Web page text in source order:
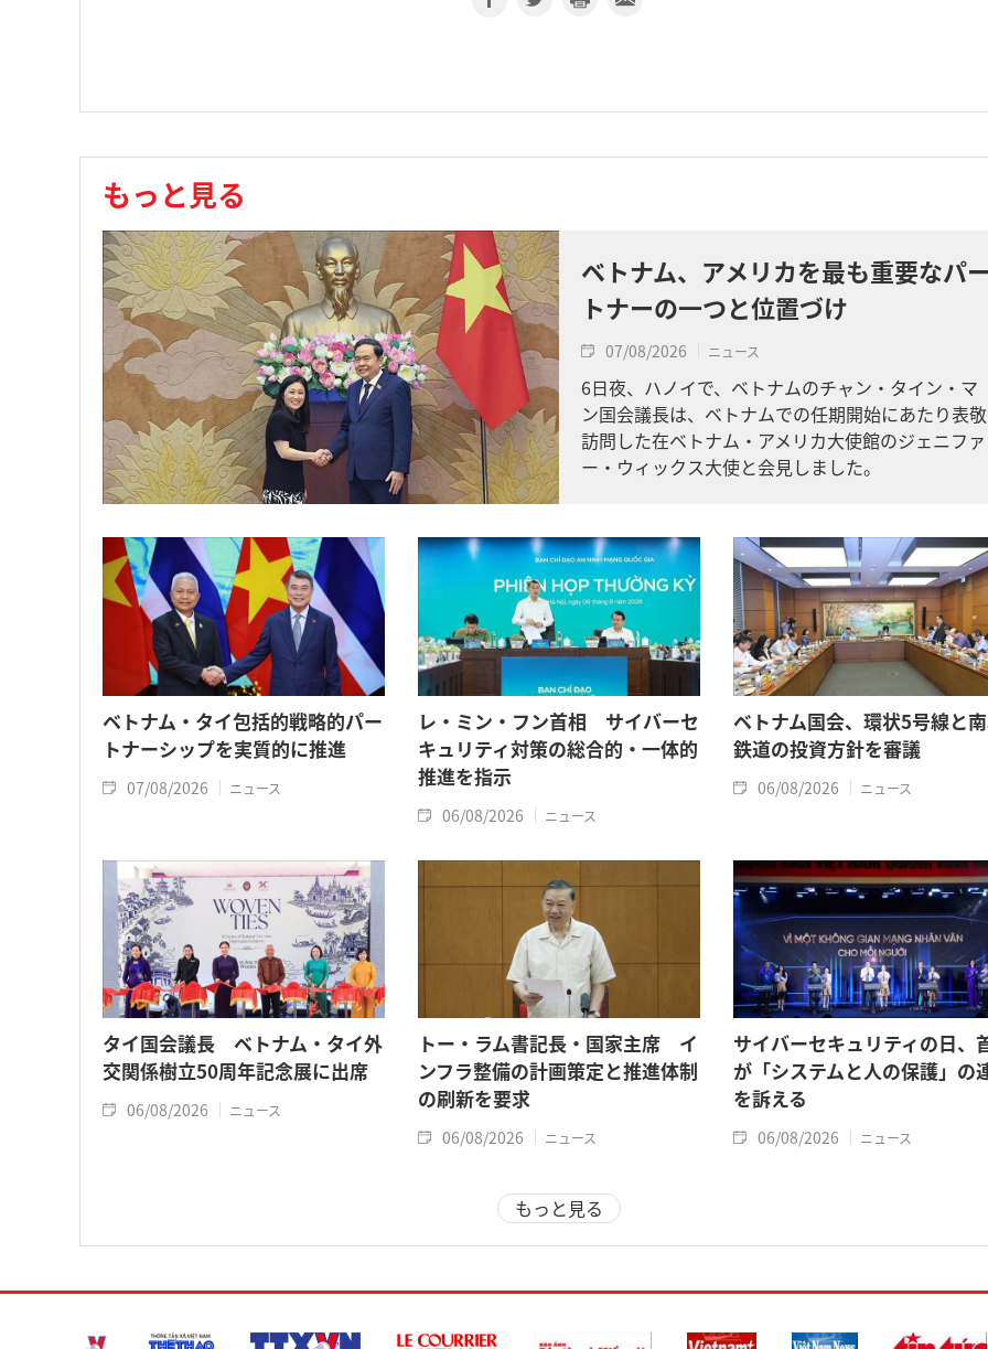
もっと見る
ベトナム、アメリカを最も重要なパ
トナーの一つと位置づけ
07/08/2026 ニュース
6日夜、ハノイで、ベトナムのチャン・タイン・マ
ン国会議長は、ベトナムでの任期開始にあたり表敬
訪問した在ベトナム・アメリカ大使館のジェニファ
ー・ウィックス大使と会見しました。
ベトナム・タイ包括的戦略的パー
トナーシップを実質的に推進
07/08/2026 ニュース
レ・ミン・フン首相 サイバーセ
キュリティ対策の総合的・一体的
推進を指示
06/08/2026 ニュース
ベトナム国会、環状5号線と
鉄道の投資方針を審議
06/08/2026 ニュース
タイ国会議長 ベトナム・タイ外
交関係樹立50周年記念展に出席
06/08/2026 ニュース
トー・ラム書記長・国家主席 イ
ンフラ整備の計画策定と推進体制
の刷新を要求
06/08/2026 ニュース
サイバーセキュリティの日、
が「システムと人の保護」の
を訴える
06/08/2026 ニュース
もっと見る